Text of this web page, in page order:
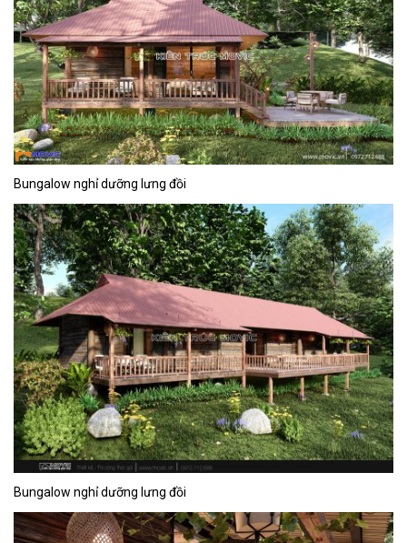
Bungalow nghỉ dưỡng lưng đồi
Bungalow nghỉ dưỡng lưng đồi